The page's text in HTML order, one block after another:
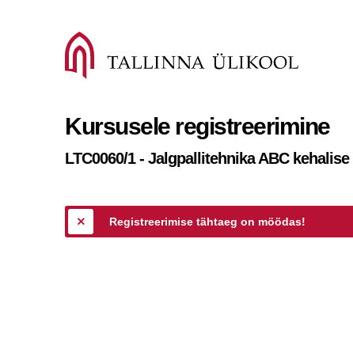
Kursusele registreerimine
LTC0060/1 - Jalgpallitehnika ABC
Registreerimise tähtaeg on möödas!